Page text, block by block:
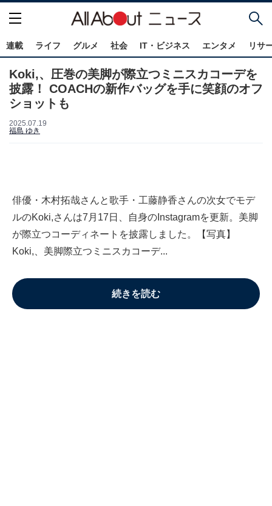
連載 ライフ グルメ 社会 IT・ビジネス エンタメ リサ
Koki,、圧巻の美脚が際立つミニスカコーデを
披露！ COACHの新作バッグを手に笑顔のオフ
ショットも
2025.07.19
福島 ゆき
俳優・木村拓哉さんと歌手・工藤静香さんの次女でモデ
ルのKoki,さんは7月17日、自身のInstagramを更新。美脚
が際立つコーディネートを披露しました。【写真】
Koki,、美脚際立つミニスカコーデ...
続きを読む